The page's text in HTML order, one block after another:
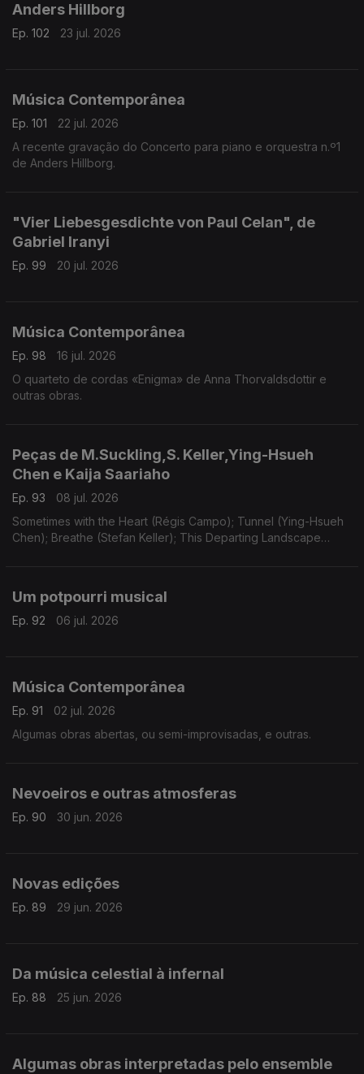
Anders Hillborg
Ep. 102 23 jul. 2026
Música Contemporânea
Ep. 101
22 jul. 2026
A recente gravação do Concerto para piano e orquestra n.º1
de Anders Hillborg.
"Vier Liebesgesdichte von Paul Celan", de
Gabriel Iranyi
Ep. 99 20 jul. 2026
Música Contemporânea
Ep. 98
16 jul. 2026
O quarteto de cordas «Enigma» de Anna Thorvaldsdottir e
outras obras.
Peças de M.Suckling,S. Keller,Ying-Hsueh
Chen e Kaija Saariaho
Ep. 93
08 jul. 2026
Sometimes with the Heart (Régis Campo); Tunnel (Ying-Hsueh
Chen); Breathe (Stefan Keller); This Departing Landscape
Um potpourri musical
Ep. 92 06 jul. 2026
Música Contemporânea
Ep. 91
02 jul. 2026
Algumas obras abertas, ou semi-improvisadas, e outras.
Nevoeiros e outras atmosferas
Ep. 90 30 jun. 2026
Novas edições
Ep. 89 29 jun. 2026
Da música celestial à infernal
Ep. 88 25 jun. 2026
Algumas obras interpretadas pelo ensemble